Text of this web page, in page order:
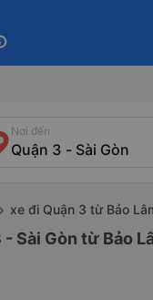
Nơi đến
xe đi Quận 3 từ Bảo
Sài Gòn từ Bảo